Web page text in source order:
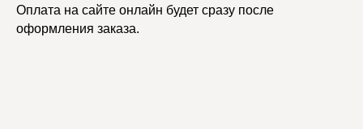
Оплата на сайте онлайн будет сразу после
оформления заказа.